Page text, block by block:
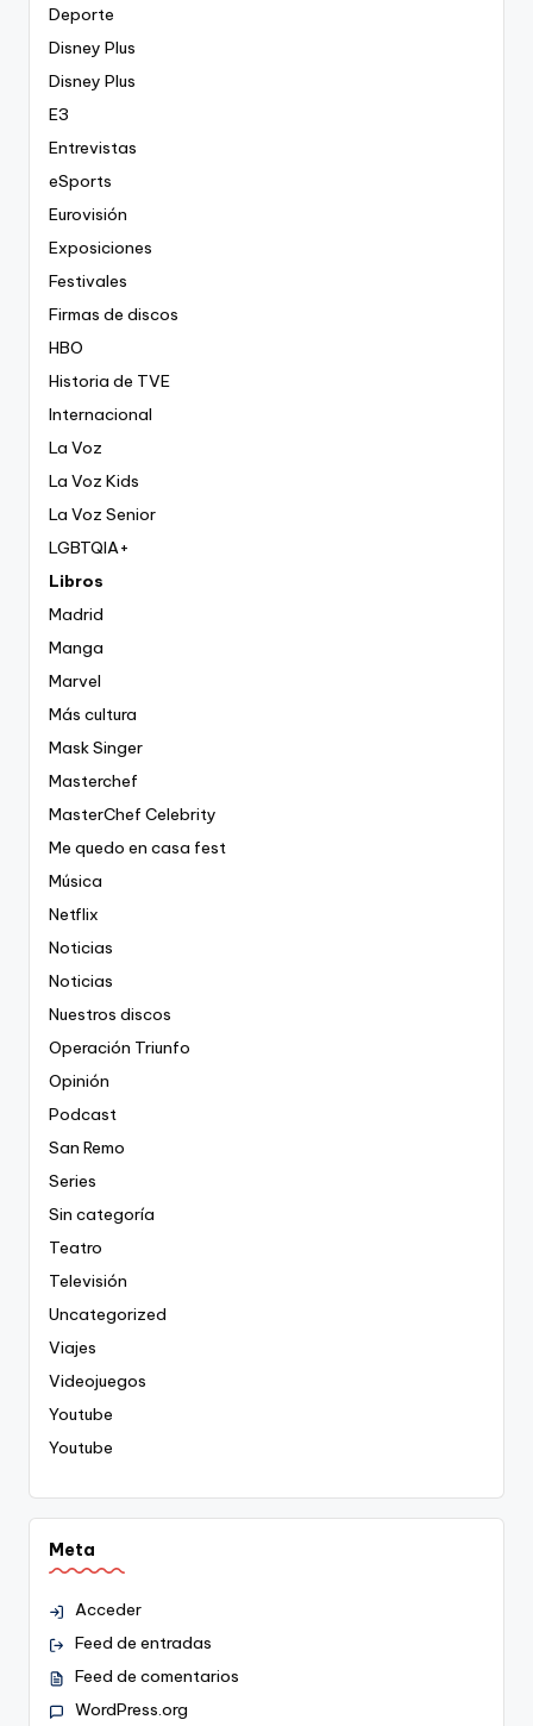
Deporte
Disney Plus
Disney Plus
E3
Entrevistas
eSports
Eurovisión
Exposiciones
Festivales
Firmas de discos
HBO
Historia de TVE
Internacional
La Voz
La Voz Kids
La Voz Senior
LGBTQIA+
Libros
Madrid
Manga
Marvel
Más cultura
Mask Singer
Masterchef
MasterChef Celebrity
Me quedo en casa fest
Música
Netflix
Noticias
Noticias
Nuestros discos
Operación Triunfo
Opinión
Podcast
San Remo
Series
Sin categoría
Teatro
Televisión
Uncategorized
Viajes
Videojuegos
Youtube
Youtube
Meta
Acceder
Feed de entradas
Feed de comentarios
WordPress.org